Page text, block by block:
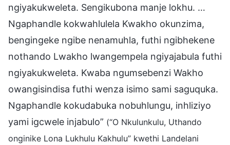
ngiyakukweleta. Sengikubona manje lokhu. …
Ngaphandle kokwahlulela Kwakho okunzima,
bengingeke ngibe nenamuhla, futhi ngibhekene
nothando Lwakho lwangempela ngiyajabula futhi
ngiyakukweleta. Kwaba ngumsebenzi Wakho
owangisindisa futhi wenza isimo sami saguquka.
Ngaphandle kokudabuka nobuhlungu, inhliziyo
yami igcwele injabulo” (“O Nkulunkulu, Uthando
onginike Lona Lukhulu Kakhulu” kwethi Landelani